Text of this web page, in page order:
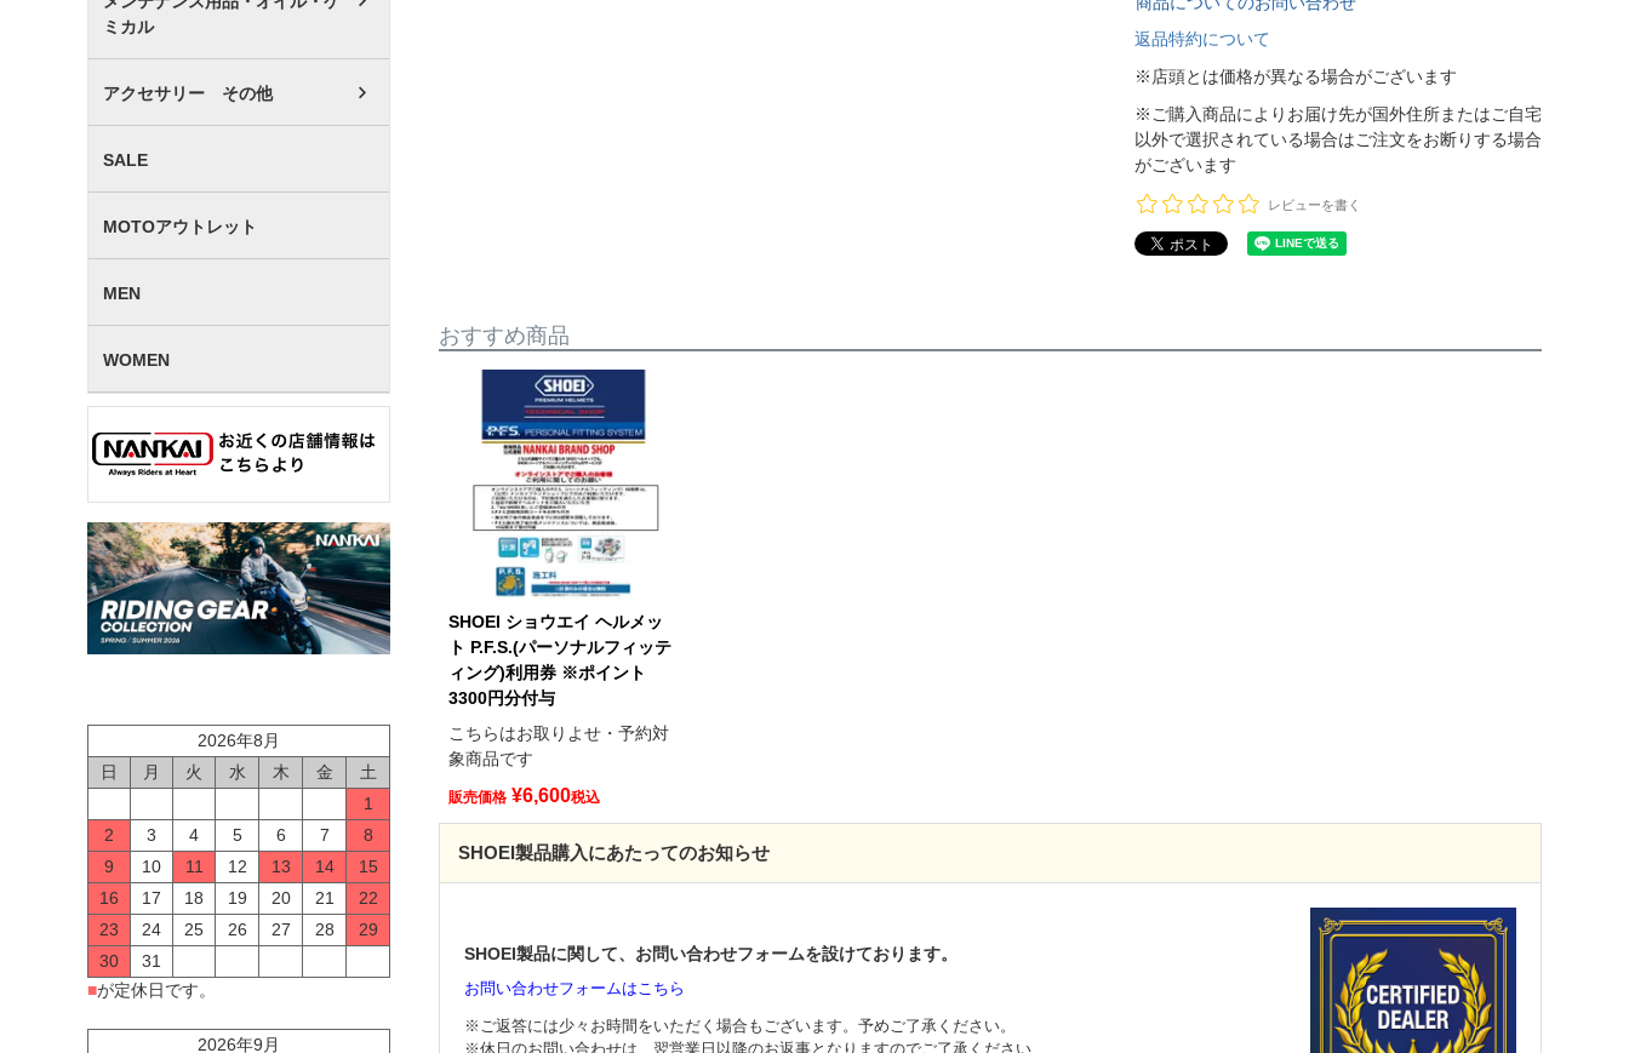
ミカル
アクセサリー その他
SALE
MOTOアウトレット
MEN
WOMEN
2026年8月
日
月 火 水 木 金
土
1
2
3 4 5 6 7
8
9
10 11 12 13 14
15
16
17 18 19 20 21
22
23
24 25 26 27 28
29
30
31
■が定休日です。
2026年9月
返品特約について
※店頭とは価格が異なる場合がございます
※ご購入商品によりお届け先が国外住所またはご自宅
以外で選択されている場合はご注文をお断りする場合
がございます
レビューを書く
おすすめ商品
SHOEI ショウエイ ヘルメッ
ト P.F.S.(パーソナルフィッテ
ィング)利用券 ※ポイント
3300円分付与
こちらはお取りよせ・予約対
象商品です
販売価格 ¥6,600税込
SHOEI製品購入にあたってのお知らせ
SHOEI製品に関して、お問い合わせフォームを設けております。
お問い合わせフォームはこちら
※ご返答には少々お時間をいただく場合もございます。予めご了承ください。
※休日のお問い合わせは、翌営業日以降のお返事となりますのでご了承ください